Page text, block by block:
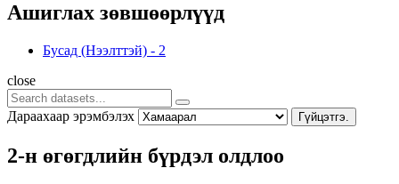
Ашиглах зөвшөөрлүүд
Бусад (Нээлттэй) - 2
close
Дараахаар эрэмбэлэх Гүйцэтгэ.
2-н өгөгдлийн бүрдэл олдлоо